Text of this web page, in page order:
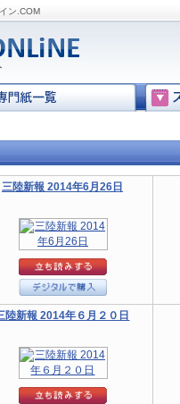
ン.COM
三陸新報 2014年6月26日
陸新報 2014年６月２０日